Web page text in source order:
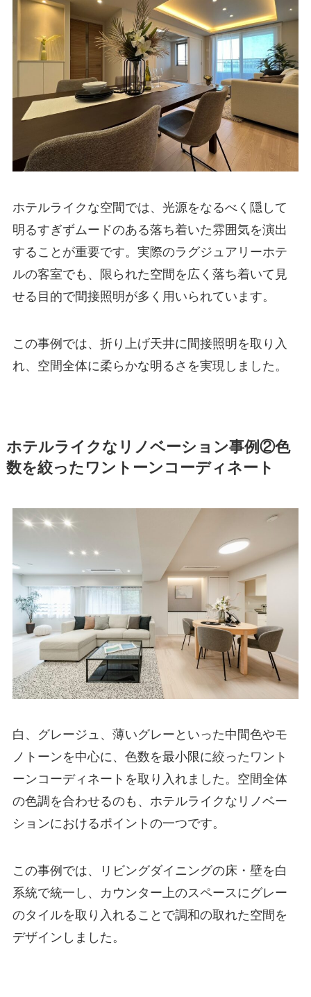
ホテルライクな空間では、光源をなるべく隠して
明るすぎずムードのある落ち着いた雰囲気を演出
することが重要です。実際のラグジュアリーホテ
ルの客室でも、限られた空間を広く落ち着いて見
せる目的で間接照明が多く用いられています。
この事例では、折り上げ天井に間接照明を取り入
れ、空間全体に柔らかな明るさを実現しました。
ホテルライクなリノベーション事例②色
数を絞ったワントーンコーディネート
白、グレージュ、薄いグレーといった中間色やモ
ノトーンを中心に、色数を最小限に絞ったワント
ーンコーディネートを取り入れました。空間全体
の色調を合わせるのも、ホテルライクなリノベー
ションにおけるポイントの一つです。
この事例では、リビングダイニングの床・壁を白
系統で統一し、カウンター上のスペースにグレー
のタイルを取り入れることで調和の取れた空間を
デザインしました。